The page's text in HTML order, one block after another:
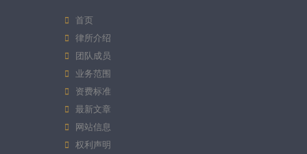
首页
律所介绍
团队成员
业务范围
资费标准
最新文章
网站信息
权利声明